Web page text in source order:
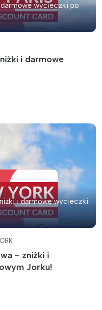
wycieczki po
i darmowe
i darmowe wycieczki
- zniżki i
Jorku!